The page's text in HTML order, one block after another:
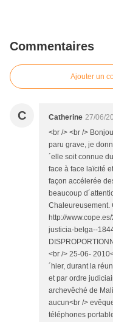
Commentaires
Ajouter un
C Catherine 27/06/
<br /> <br />
paru grave, je
´elle soit connue
face à face laïcité
façon accélerée
beaucoup
Chaleureusement.
http://
justicia-belga--
<br /> 25-06-
´hier, durant la
et par ordre
archevêché de
aucun<br />
téléphones